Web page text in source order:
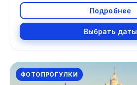
Подробнее
Выбрать даты
ФОТОПРОГУЛКИ